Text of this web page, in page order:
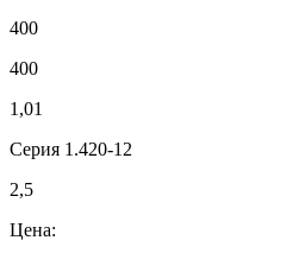
400
400
1,01
Серия 1.420-12
2,5
Цена: